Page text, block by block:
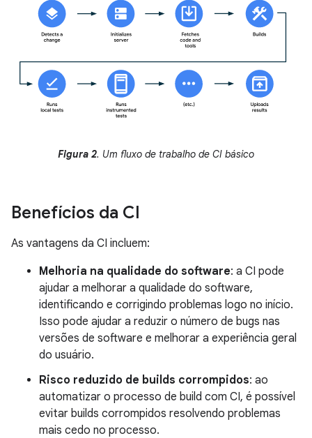
Figura 2. Um fluxo de trabalho de CI básico
Benefícios da CI
As vantagens da CI incluem:
Melhoria na qualidade do software: a CI pode
ajudar a melhorar a qualidade do software,
identificando e corrigindo problemas logo no início.
Isso pode ajudar a reduzir o número de bugs nas
versões de software e melhorar a experiência geral
do usuário.
Risco reduzido de builds corrompidos: ao
automatizar o processo de build com CI, é possível
evitar builds corrompidos resolvendo problemas
mais cedo no processo.